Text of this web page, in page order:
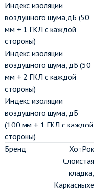
Индекс изоляции
воздушного шума,дБ (50
мм + 1 ГКЛ с каждой
стороны)
Индекс изоляции
воздушного шума, дБ (50
мм + 2 ГКЛ с каждой
стороны)
Индекс изоляции
воздушного шума, дБ
(100 мм + 1 ГКЛ с каждой
стороны)
Бренд
ХотРок
Слоистая
кладка,
Каркасныхе